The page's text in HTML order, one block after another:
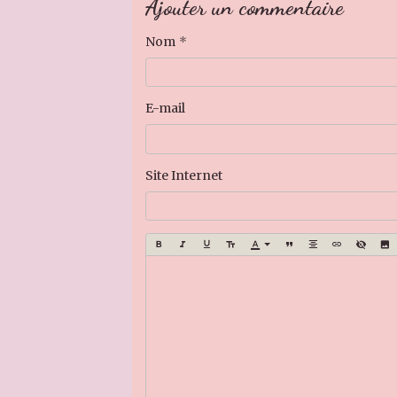
Ajouter un commentaire
Nom
E-mail
Site Internet